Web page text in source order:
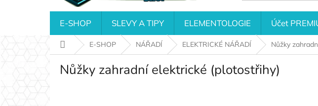
E-SHOP SLEVY A TIPY ELEMENTOLOGIE Účet
Domů E-SHOP NÁŘADÍ ELEKTRICKÉ NÁŘADÍ Nůžky
Nůžky zahradní elektrické (plotostřihy)